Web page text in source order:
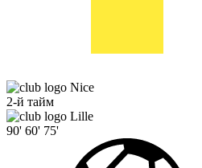
Nice
2-й тайм
Lille
90' 60' 75'